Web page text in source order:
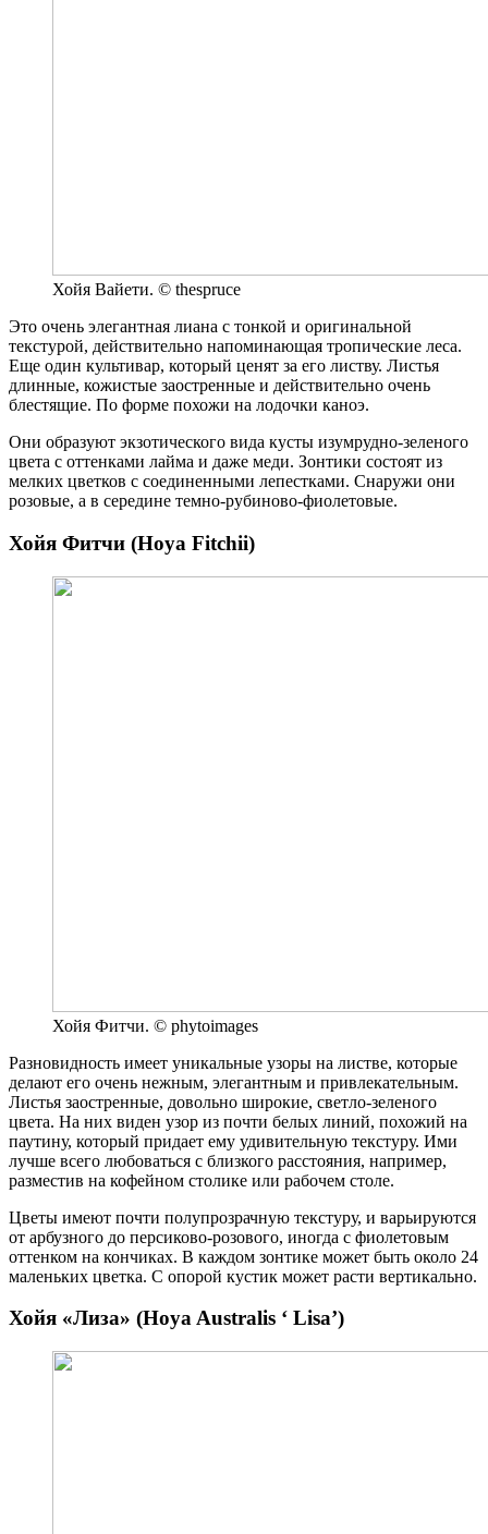
Хойя Вайети. © thespruce
Это очень элегантная лиана с тонкой и оригинальной
текстурой, действительно напоминающая тропические леса.
Еще один культивар, который ценят за его листву. Листья
длинные, кожистые заостренные и действительно очень
блестящие. По форме похожи на лодочки каноэ.
Они образуют экзотического вида кусты изумрудно-зеленого
цвета с оттенками лайма и даже меди. Зонтики состоят из
мелких цветков с соединенными лепестками. Снаружи они
розовые, а в середине темно-рубиново-фиолетовые.
Хойя Фитчи (Hoya Fitchii)
Хойя Фитчи. © phytoimages
Разновидность имеет уникальные узоры на листве, которые
делают его очень нежным, элегантным и привлекательным.
Листья заостренные, довольно широкие, светло-зеленого
цвета. На них виден узор из почти белых линий, похожий на
паутину, который придает ему удивительную текстуру. Ими
лучше всего любоваться с близкого расстояния, например,
разместив на кофейном столике или рабочем столе.
Цветы имеют почти полупрозрачную текстуру, и варьируются
от арбузного до персиково-розового, иногда с фиолетовым
оттенком на кончиках. В каждом зонтике может быть около 24
маленьких цветка. С опорой кустик может расти вертикально.
Хойя «Лиза» (Hoya Australis ‘ Lisa’)